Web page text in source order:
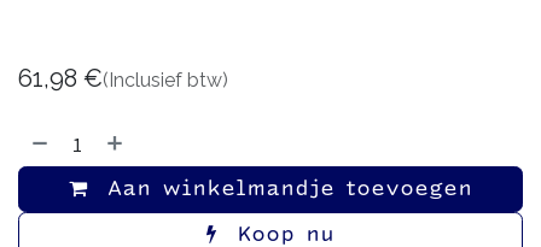
61,98 €(Inclusief btw)
Aan winkelmandje toevoegen
Koop nu